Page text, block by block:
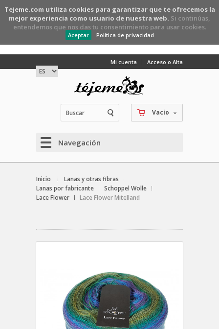
Tejeme.com utiliza cookiespara garantizar que te ofrecemos la
mejor experiencia como usuario de nuestra web. Si continúas,
entendemos que nos das tu consentimiento para usar cookies.
Aceptar Política de privacidad
Mi cuenta Acceso o Alta
Vacio
Navegación
Inicio
Lanas y otras fibras
Lanas por fabricante
Schoppel Wolle
Lace Flower
Lace Flower Mitelland